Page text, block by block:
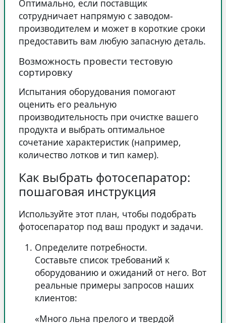
Оптимально, если поставщик
сотрудничает напрямую с заводом-
производителем и может в короткие сроки
предоставить вам любую запасную деталь.
Возможность провести тестовую
сортировку
Испытания оборудования помогают
оценить его реальную
производительность при очистке вашего
продукта и выбрать оптимальное
сочетание характеристик (например,
количество лотков и тип камер).
Как выбрать фотосепаратор:
пошаговая инструкция
Используйте этот план, чтобы подобрать
фотосепаратор под ваш продукт и задачи.
Определите потребности.
Составьте список требований к
оборудованию и ожиданий от него. Вот
реальные примеры запросов наших
клиентов:
«Много льна прелого и твердой